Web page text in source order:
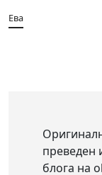
Ева
преведен
блога на